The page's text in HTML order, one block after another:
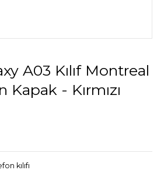
A03 Kılıf Montreal
- Kırmızı
kılıfı